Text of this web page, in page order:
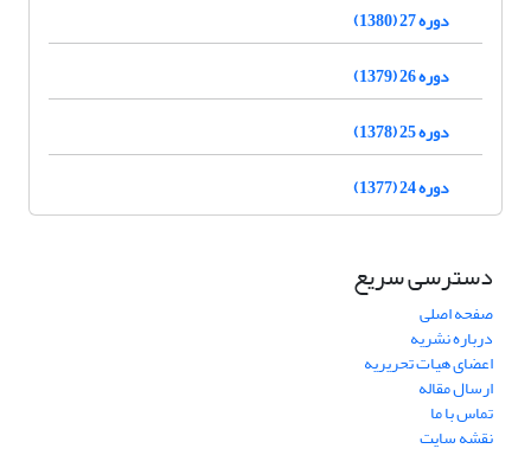
دوره 27 (1380)
دوره 26 (1379)
دوره 25 (1378)
دوره 24 (1377)
دسترسی سریع
صفحه اصلی
درباره نشریه
اعضای هیات تحریریه
ارسال مقاله
تماس با ما
نقشه سایت